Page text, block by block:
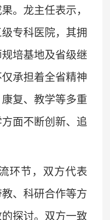
。龙主任表示，
专科医院，其拥
培基地及省级继
承担着全省精神
复、教学等多重
面不断创新、追
环节，双方代表
、科研合作等方
探讨。双方一致